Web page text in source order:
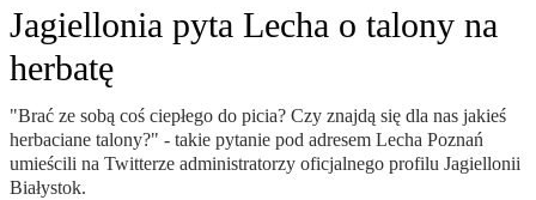
Jagiellonia pyta Lecha o talony na
herbatę
"Brać ze sobą coś ciepłego do picia? Czy znajdą się dla nas jakieś
herbaciane talony?" - takie pytanie pod adresem Lecha Poznań
umieścili na Twitterze administratorzy oficjalnego profilu Jagiellonii
Białystok.